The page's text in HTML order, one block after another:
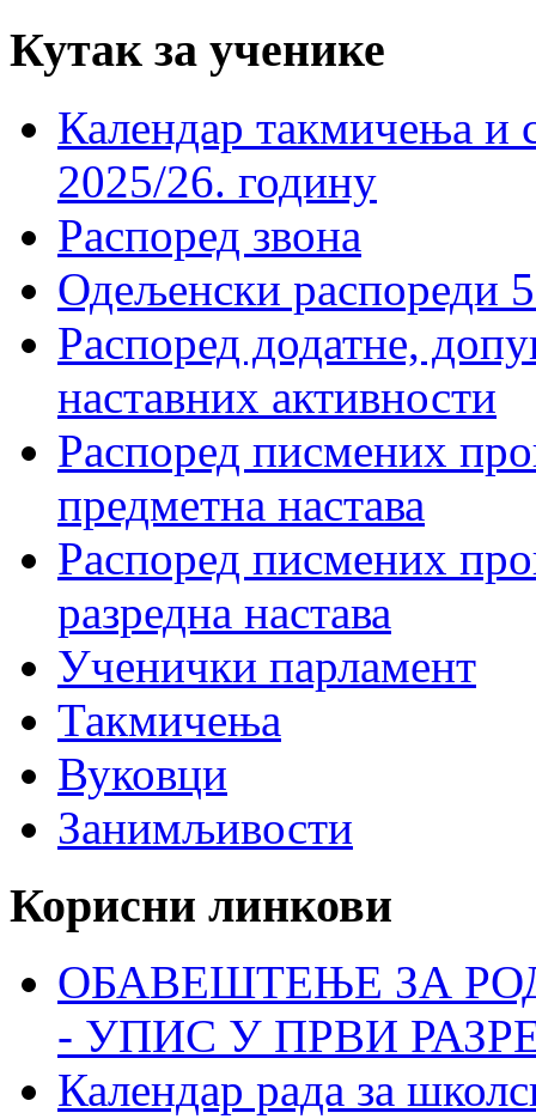
Кутак за ученике
Календар такмичења
2025/26. годину
Распоред звона
Одељенски распореди
Распоред додатне,
наставних активности
Распоред писмених
предметна настава
Распоред писмених
разредна настава
Ученички парламент
Такмичења
Вуковци
Занимљивости
Корисни линкови
ОБАВЕШТЕЊЕ ЗА
- УПИС У ПРВИ
Календар рада за